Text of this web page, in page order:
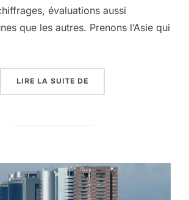
évaluations aussi
que les autres. Prenons l’Asie qui
LIRE LA SUITE DE